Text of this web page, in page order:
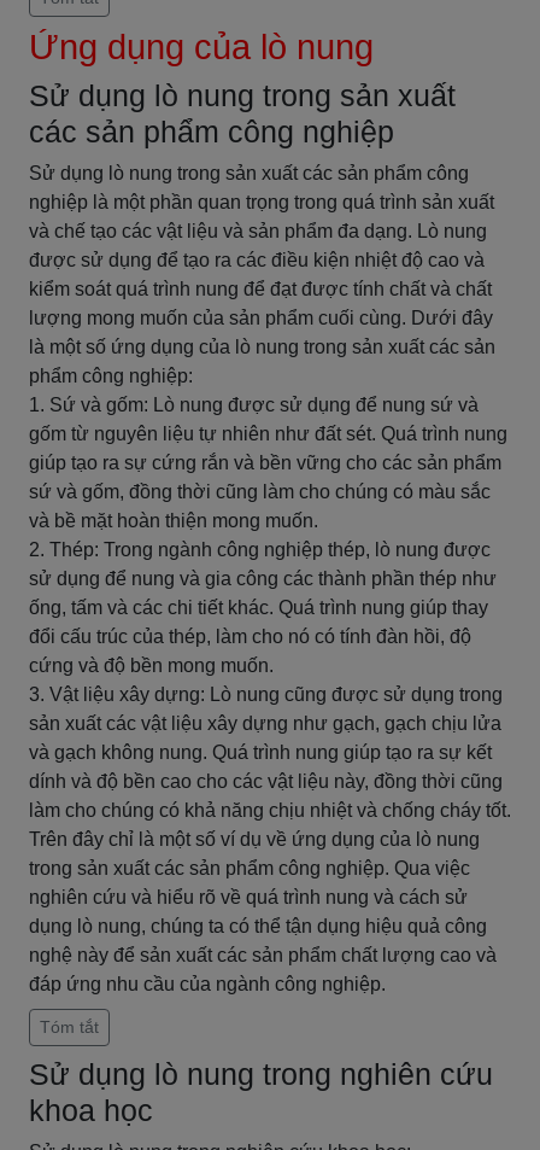
Ứng dụng của lò nung
Sử dụng lò nung trong sản xuất
các sản phẩm công nghiệp
Sử dụng lò nung trong sản xuất các sản phẩm công
nghiệp là một phần quan trọng trong quá trình sản xuất
và chế tạo các vật liệu và sản phẩm đa dạng. Lò nung
được sử dụng để tạo ra các điều kiện nhiệt độ cao và
kiểm soát quá trình nung để đạt được tính chất và chất
lượng mong muốn của sản phẩm cuối cùng. Dưới đây
là một số ứng dụng của lò nung trong sản xuất các sản
phẩm công nghiệp:
1. Sứ và gốm: Lò nung được sử dụng để nung sứ và
gốm từ nguyên liệu tự nhiên như đất sét. Quá trình nung
giúp tạo ra sự cứng rắn và bền vững cho các sản phẩm
sứ và gốm, đồng thời cũng làm cho chúng có màu sắc
và bề mặt hoàn thiện mong muốn.
2. Thép: Trong ngành công nghiệp thép, lò nung được
sử dụng để nung và gia công các thành phần thép như
ống, tấm và các chi tiết khác. Quá trình nung giúp thay
đổi cấu trúc của thép, làm cho nó có tính đàn hồi, độ
cứng và độ bền mong muốn.
3. Vật liệu xây dựng: Lò nung cũng được sử dụng trong
sản xuất các vật liệu xây dựng như gạch, gạch chịu lửa
và gạch không nung. Quá trình nung giúp tạo ra sự kết
dính và độ bền cao cho các vật liệu này, đồng thời cũng
làm cho chúng có khả năng chịu nhiệt và chống cháy tốt.
Trên đây chỉ là một số ví dụ về ứng dụng của lò nung
trong sản xuất các sản phẩm công nghiệp. Qua việc
nghiên cứu và hiểu rõ về quá trình nung và cách sử
dụng lò nung, chúng ta có thể tận dụng hiệu quả công
nghệ này để sản xuất các sản phẩm chất lượng cao và
đáp ứng nhu cầu của ngành công nghiệp.
Tóm tắt
Sử dụng lò nung trong nghiên cứu
khoa học